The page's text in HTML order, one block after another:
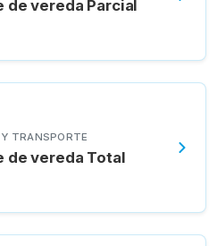
vereda Parcial
TRANSPORTE
de vereda Total